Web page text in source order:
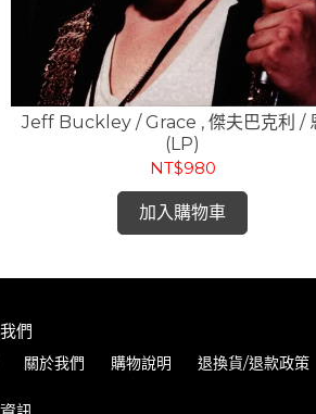
Jeff Buckley / Grace , 傑夫巴克利 /
(LP)
NT$980
加入購物車
們
關於我們 購物說明 退換貨/退款政策